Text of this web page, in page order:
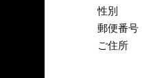
性別
郵便番号
ご住所